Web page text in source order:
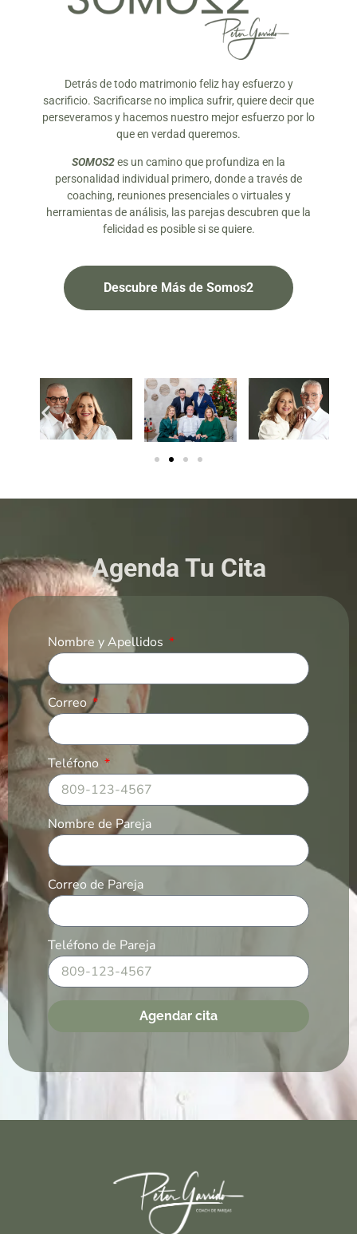
Detrás de todo matrimonio feliz hay esfuerzo y
sacrificio. Sacrificarse no implica sufrir, quiere decir que
perseveramos y hacemos nuestro mejor esfuerzo por lo
que en verdad queremos.
SOMOS2es un camino que profundiza en la
personalidad individual primero, donde a través de
coaching, reuniones presenciales o virtuales y
herramientas de análisis, las parejas descubren que la
felicidad es posible si se quiere.
Descubre Más de Somos2
Agenda Tu Cita
Nombre y Apellidos
Correo
Teléfono
Nombre de Pareja
Correo de Pareja
Teléfono de Pareja
Agendar cita